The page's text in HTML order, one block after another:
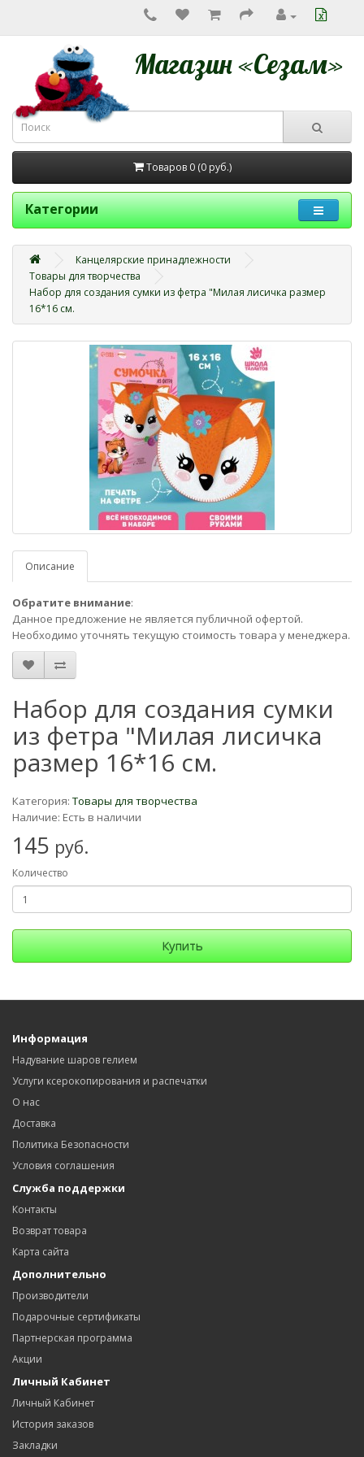
Магазин «Сезам»
Товаров 0 (0 руб.)
Категории
Канцелярские принадлежности
Товары для творчества
Набор для создания сумки из фетра "Милая лисичка размер
16*16 см.
Описание
Обратите внимание:
Данное предложение не является публичной офертой.
Необходимо уточнять текущую стоимость товара у менеджера.
Набор для создания сумки
из фетра "Милая лисичка
размер 16*16 см.
Категория: Товары для творчества
Наличие: Есть в наличии
145 руб.
Количество
Купить
Информация
Надувание шаров гелием
Услуги ксерокопирования и распечатки
О нас
Доставка
Политика Безопасности
Условия соглашения
Служба поддержки
Контакты
Возврат товара
Карта сайта
Дополнительно
Производители
Подарочные сертификаты
Партнерская программа
Акции
Личный Кабинет
Личный Кабинет
История заказов
Закладки